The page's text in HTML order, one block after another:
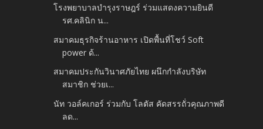
โรงพยาบาลบำรุงราษฎร์ ร่วมแสดงความยินดี
รศ.คลินิก น...
สมาคมธุรกิจร้านอาหาร เปิดพื้นที่โชว์ Soft
power ด้...
สมาคมประกันวินาศภัยไทย ผนึกกำลังบริษัท
สมาชิก ช่วยเ...
นัท วอล์คเกอร์ ร่วมกับ โลตัส คัดสรรถั่วคุณภาพดี
ลด...